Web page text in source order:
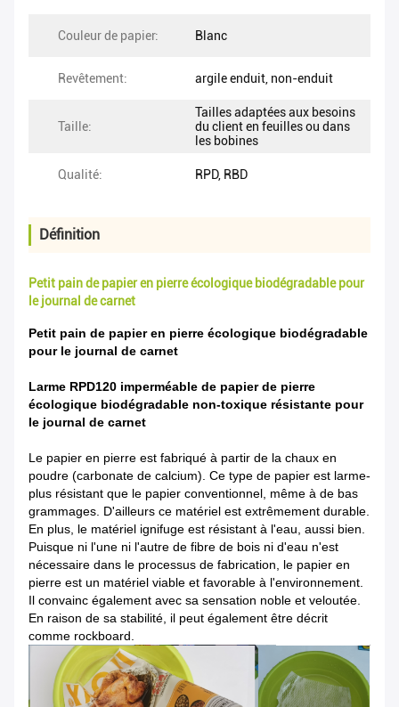
Couleur de papier: Blanc
Revêtement: argile enduit, non-enduit
Taille:
Tailles adaptées aux besoins
du client en feuilles ou dans
les bobines
Qualité: RPD, RBD
Définition
Petit pain de papier en pierre écologique biodégradable pour
le journal de carnet
Petit pain de papier en pierre écologique biodégradable
pour le journal de carnet
Larme RPD120 imperméable de papier de pierre
écologique biodégradable non-toxique résistante pour
le journal de carnet
Le papier en pierre est fabriqué à partir de la chaux en
poudre (carbonate de calcium). Ce type de papier est larme-
plus résistant que le papier conventionnel, même à de bas
grammages. D'ailleurs ce matériel est extrêmement durable.
En plus, le matériel ignifuge est résistant à l'eau, aussi bien.
Puisque ni l'une ni l'autre de fibre de bois ni d'eau n'est
nécessaire dans le processus de fabrication, le papier en
pierre est un matériel viable et favorable à l'environnement.
Il convainc également avec sa sensation noble et veloutée.
En raison de sa stabilité, il peut également être décrit
comme rockboard.